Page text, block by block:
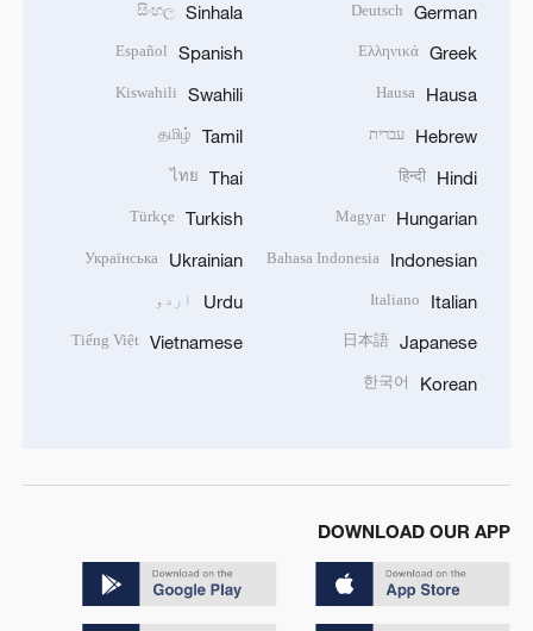
German
Deutsch
Greek
Ελληνικά
Hausa
Hausa
Hebrew עברית
Hindi
हिन्दी
Hungarian
Magyar
Indonesian
Bahasa Indonesia
Italian
Italiano
Japanese
日本語
Korean
한국어
Sinhala
සිංහල
Spanish
Español
Swahili
Kiswahili
Tamil
தமிழ்
Thai
ไทย
Turkish
Türkçe
Ukrainian
Українська
Urdu اردو
Vietnamese
Tiếng Việt
DOWNLOAD OUR APP